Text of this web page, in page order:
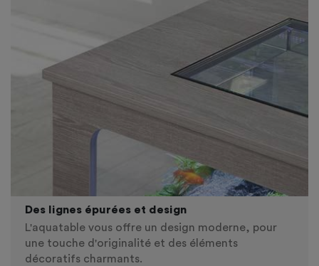
Des lignes épurées et design
L'aquatable vous offre un design moderne, pour
une touche d'originalité et des éléments
décoratifs charmants.